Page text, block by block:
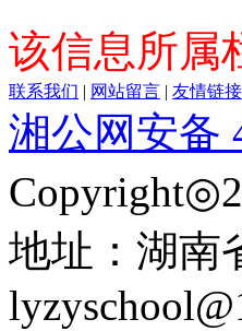
该信息所属
联系我们 | 网站留言 | 友情链接
湘公网安备
地址：湖南